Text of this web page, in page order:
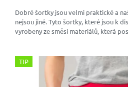
Dobré šortky jsou velmi praktické a
nejsou jiné. Tyto šortky, které jsou k
vyrobeny ze směsi materiálů, která
TIP